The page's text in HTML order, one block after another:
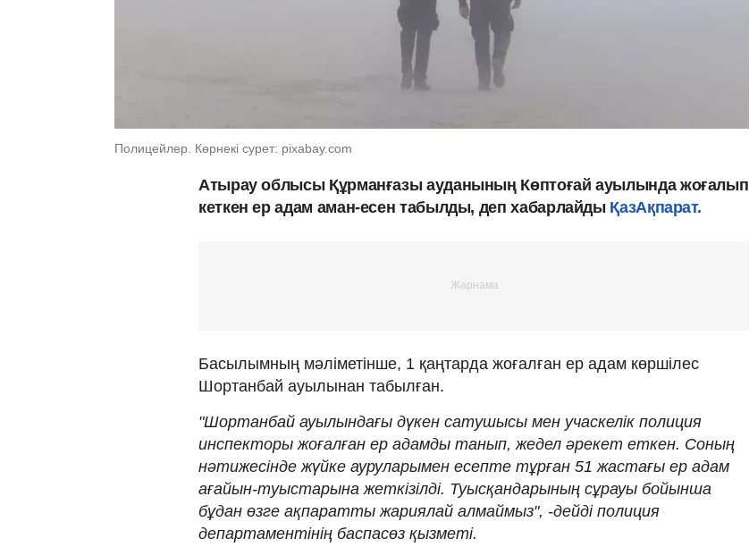
Полицейлер. Көрнекі сурет: pixabay.com
Атырау облысы Құрманғазы ауданының Көптоғай ауылында жоғалып
кеткен ер адам аман-есен табылды, деп хабарлайды ҚазАқпарат.
Басылымның мәліметінше, 1 қаңтарда жоғалған ер адам көршілес
Шортанбай ауылынан табылған.
"Шортанбай ауылындағы дүкен сатушысы мен учаскелік полиция
инспекторы жоғалған ер адамды танып, жедел әрекет еткен. Соның
нәтижесінде жүйке ауруларымен есепте тұрған 51 жастағы ер адам
ағайын-туыстарына жеткізілді. Туысқандарының сұрауы бойынша
бұдан өзге ақпаратты жариялай алмаймыз", -дейді полиция
департаментінің баспасөз қызметі.